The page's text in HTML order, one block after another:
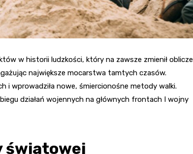
w historii ludzkości, który na zawsze zmienił oblicze
największe mocarstwa tamtych czasów.
i wprowadziła nowe, śmiercionośne metody walki.
działań wojennych na głównych frontach I wojny
światowej